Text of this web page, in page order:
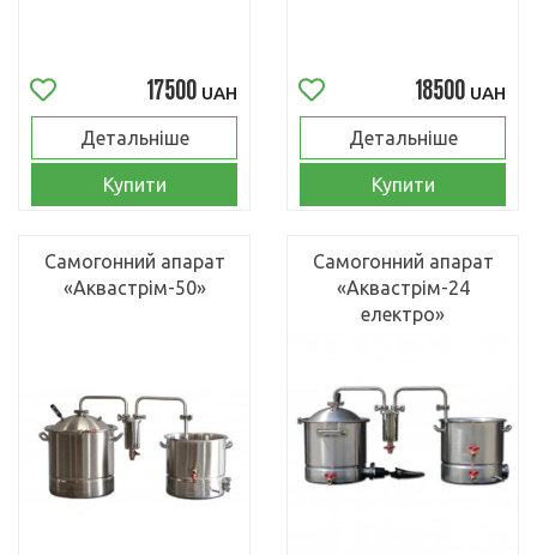
17500 UAH
Детальніше
Купити
18500 UAH
Детальніше
Купити
Самогонний апарат
«Аквастрім-50»
Самогонний апарат
«Аквастрім-24
електро»